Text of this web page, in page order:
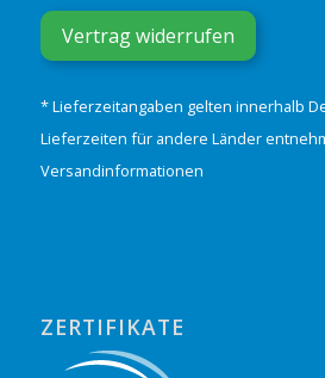
Vertrag widerrufen
* Lieferzeitangaben gelten innerhalb
Lieferzeiten für andere Länder
Versandinformationen
ZERTIFIKATE